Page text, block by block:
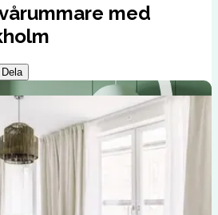
med
Dela